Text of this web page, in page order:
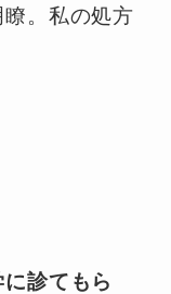
。私の処方
診てもら